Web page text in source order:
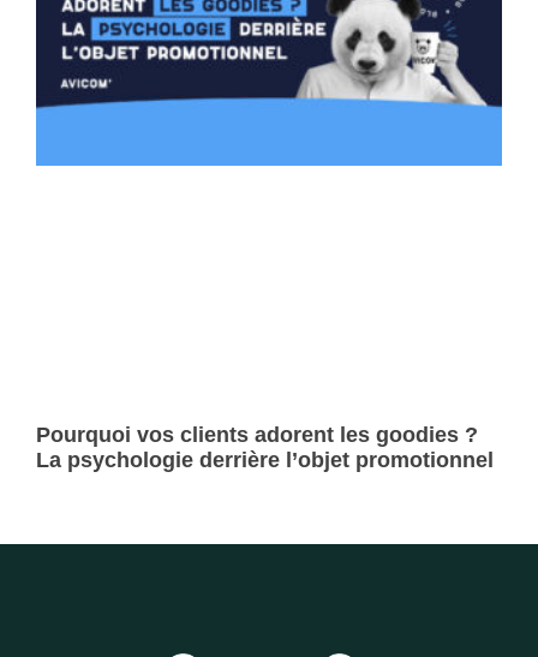
Pourquoi vos clients adorent les goodies ?
La psychologie derrière l’objet promotionnel